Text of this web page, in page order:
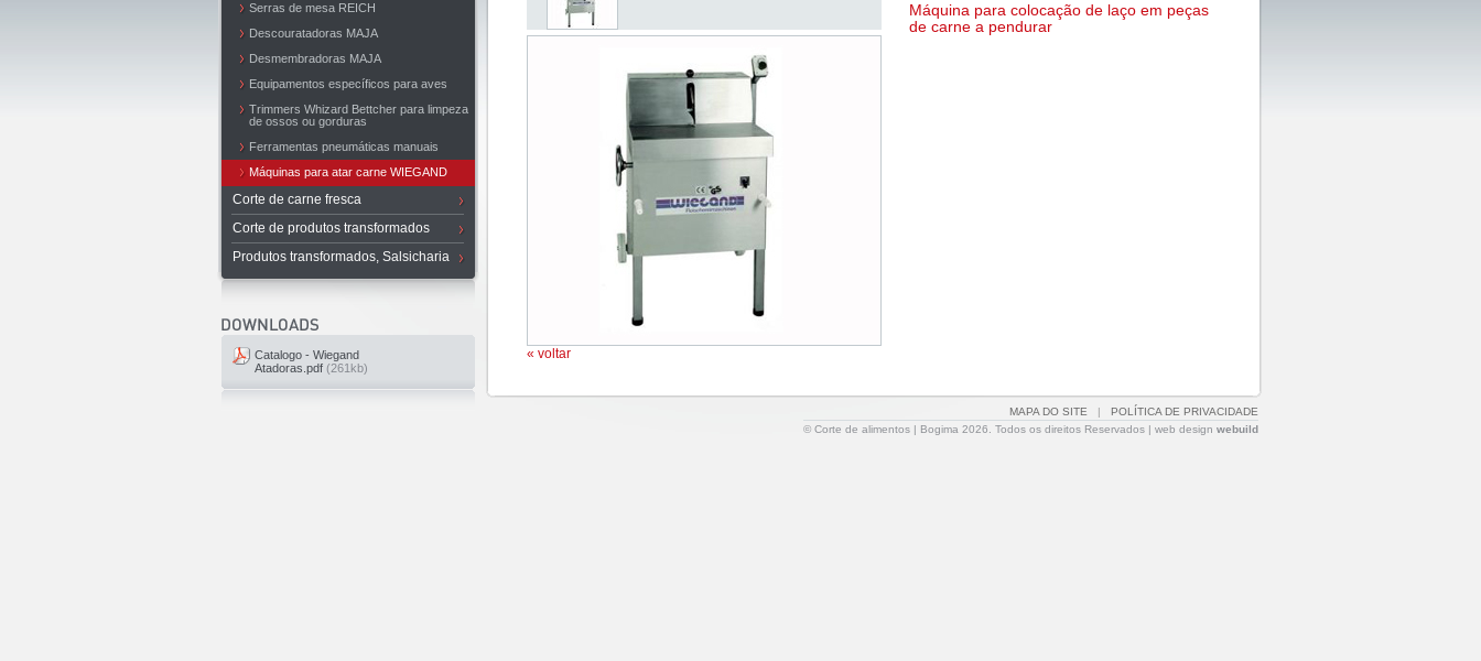
Serras de mesa REICH
Descouratadoras MAJA
Desmembradoras MAJA
Equipamentos específicos para aves
Trimmers Whizard Bettcher para limpeza
de ossos ou gorduras
Ferramentas pneumáticas manuais
Máquinas para atar carne WIEGAND
Corte de carne fresca
Corte de produtos transformados
Produtos transformados, Salsicharia
Catalogo - Wiegand
Atadoras.pdf (261kb)
Máquina para colocação de laço em peças
de carne a pendurar
« voltar
MAPA DO SITE | POLÍTICA DE PRIVACIDADE
© Corte de alimentos | Bogima 2026. Todos os direitos Reservados | web design webuild